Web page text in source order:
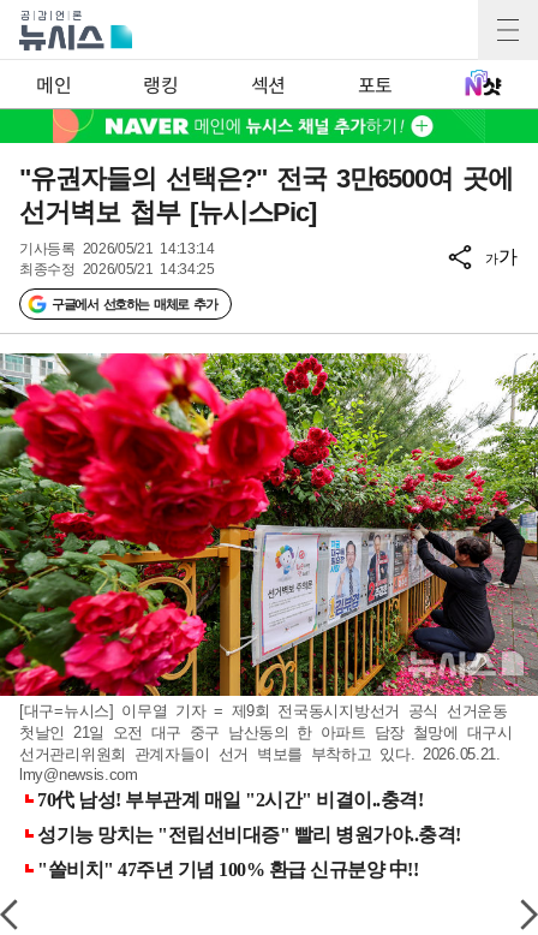
메인 랭킹 섹션 포토
"유권자들의 선택은?" 전국 3만6500여 곳에
선거벽보 첩부 [뉴시스Pic]
기사등록 2026/05/21 14:13:14
최종수정 2026/05/21 14:34:25
구글에서 선호하는 매체로 추가
가가
[대구=뉴시스] 이무열 기자 = 제9회 전국동시지방선거 공식 선거운동
첫날인 21일 오전 대구 중구 남산동의 한 아파트 담장 철망에 대구시
선거관리위원회 관계자들이 선거 벽보를 부착하고 있다. 2026.05.21.
lmy@newsis.com